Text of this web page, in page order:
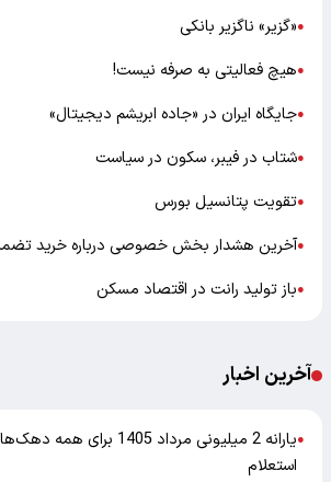
●«گزیر» ناگزیر بانکی
●هیچ فعالیتی به صرفه نیست!
●جایگاه ایران در «جاده ابریشم دیجیتال»
●شتاب در فیبر، سکون در سیاست
●تقویت پتانسیل بورس
●آخرین هشدار بخش خصوصی درباره خرید
●باز تولید رانت در اقتصاد مسکن
آخرین اخبار
●
یارانه 2 میلیونی مرداد 1405
استعلام